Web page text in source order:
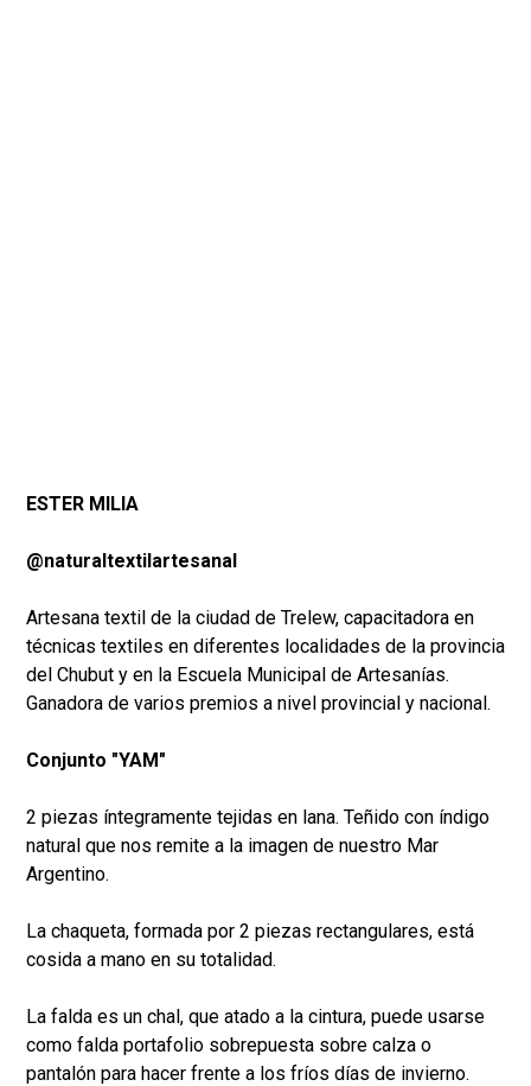
ESTER MILIA
@naturaltextilartesanal
Artesana textil de la ciudad de Trelew, capacitadora en
técnicas textiles en diferentes localidades de la provincia
del Chubut y en la Escuela Municipal de Artesanías.
Ganadora de varios premios a nivel provincial y nacional.
Conjunto "YAM"
2 piezas íntegramente tejidas en lana. Teñido con índigo
natural que nos remite a la imagen de nuestro Mar
Argentino.
La chaqueta, formada por 2 piezas rectangulares, está
cosida a mano en su totalidad.
La falda es un chal, que atado a la cintura, puede usarse
como falda portafolio sobrepuesta sobre calza o
pantalón para hacer frente a los fríos días de invierno.